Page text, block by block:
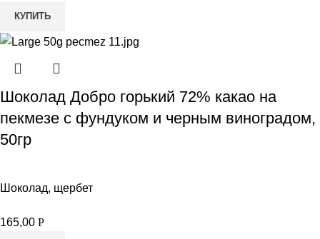
КУПИТЬ
Шоколад Добро горький 72% какао на
пекмезе с фундуком и черным виноградом,
50гр
Шоколад, щербет
165,00 Р